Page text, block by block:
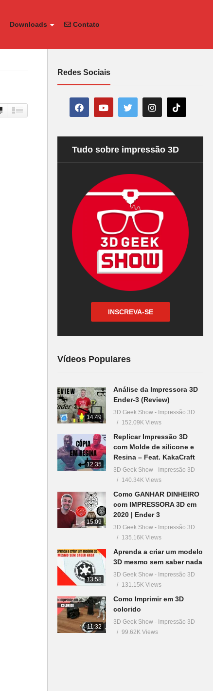
Downloads Contato
Redes Sociais
Tudo sobre impressão 3D
INSCREVA-SE
Vídeos Populares
14:49
Análise da Impressora 3D
Ender-3 (Review)
3D Geek Show - Impressão 3D
152.09K Views
12:35
Replicar Impressão 3D
com Molde de silicone e
Resina – Feat. KakaCraft
3D Geek Show - Impressão 3D
140.34K Views
15:09
Como GANHAR DINHEIRO
com IMPRESSORA 3D em
2020 | Ender 3
3D Geek Show - Impressão 3D
135.16K Views
13:58
Aprenda a criar um modelo
3D mesmo sem saber nada
3D Geek Show - Impressão 3D
131.15K Views
11:32
Como Imprimir em 3D
colorido
3D Geek Show - Impressão 3D
99.62K Views